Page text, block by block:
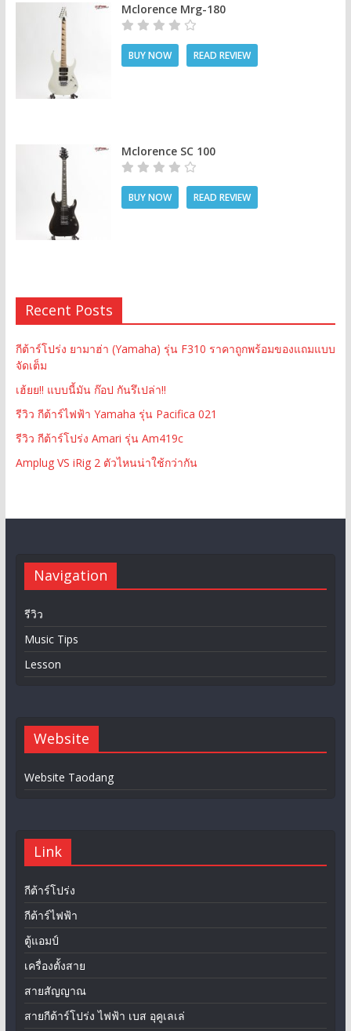
Mclorence Mrg-180
BUY NOW READ REVIEW
Mclorence SC 100
BUY NOW READ REVIEW
Recent Posts
กีต้าร์โปร่ง ยามาฮ่า (Yamaha) รุ่น F310 ราคาถูกพร้อมของแถมแบบ
จัดเต็ม
เฮ้ยย!! แบบนี้มัน ก๊อป กันรึเปล่า!!
รีวิว กีต้าร์ไฟฟ้า Yamaha รุ่น Pacifica 021
รีวิว กีต้าร์โปร่ง Amari รุ่น Am419c
Amplug VS iRig 2 ตัวไหนน่าใช้กว่ากัน
Navigation
รีวิว
Music Tips
Lesson
Website
Website Taodang
Link
กีต้าร์โปร่ง
กีต้าร์ไฟฟ้า
ตู้แอมป์
เครื่องตั้งสาย
สายสัญญาณ
สายกีต้าร์โปร่ง ไฟฟ้า เบส อุคูเลเล่